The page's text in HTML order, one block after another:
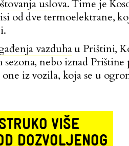
uslova. Time je
od dve termoelektrane,
vazduhau Prištini,
nebo iznad Prištine
iz vozila, koja se u
VIŠE
DOZVOLJENOG